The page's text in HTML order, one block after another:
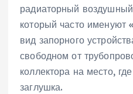
радиаторный
который часто именуют
вид запорного
свободном от
коллектора на место,
заглушка.